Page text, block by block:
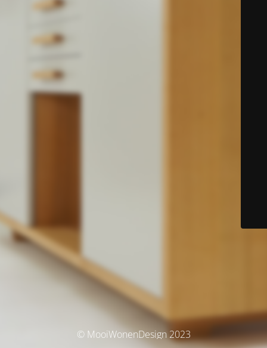
© MooiWonenDesign 2023